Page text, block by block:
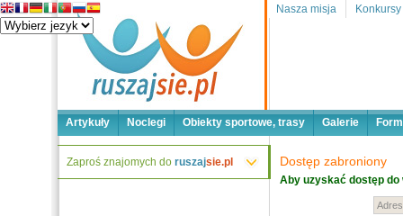
Nasza misja Konkursy
Artykuły Noclegi Obiekty sportowe, trasy Galerie
Zaproś znajomych do ruszajsie.pl Dostęp zabroniony
Aby uzyskać dostęp do